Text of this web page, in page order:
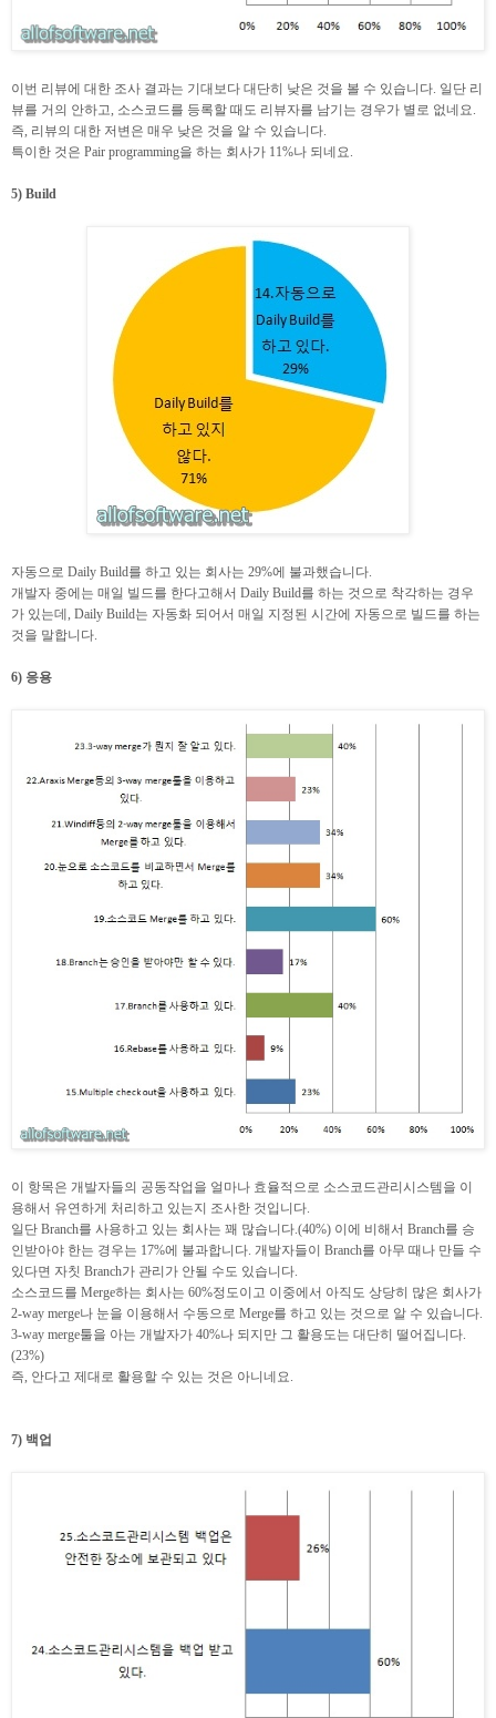
이번 리뷰에 대한 조사 결과는 기대보다 대단히 낮은 것을 볼 수 있습니다. 일단 리
뷰를 거의 안하고, 소스코드를 등록할 때도 리뷰자를 남기는 경우가 별로 없네요.
즉, 리뷰의 대한 저변은 매우 낮은 것을 알 수 있습니다.
특이한 것은 Pair programming을 하는 회사가 11%나 되네요.
5) Build
자동으로 Daily Build를 하고 있는 회사는 29%에 불과했습니다.
개발자 중에는 매일 빌드를 한다고해서 Daily Build를 하는 것으로 착각하는 경우
가 있는데, Daily Build는 자동화 되어서 매일 지정된 시간에 자동으로 빌드를 하는
것을 말합니다.
6) 응용
이 항목은 개발자들의 공동작업을 얼마나 효율적으로 소스코드관리시스템을 이
용해서 유연하게 처리하고 있는지 조사한 것입니다.
일단 Branch를 사용하고 있는 회사는 꽤 많습니다.(40%) 이에 비해서 Branch를 승
인받아야 한는 경우는 17%에 불과합니다. 개발자들이 Branch를 아무 때나 만들 수
있다면 자칫 Branch가 관리가 안될 수도 있습니다.
소스코드를 Merge하는 회사는 60%정도이고 이중에서 아직도 상당히 많은 회사가
2-way merge나 눈을 이용해서 수동으로 Merge를 하고 있는 것으로 알 수 있습니다.
3-way merge툴을 아는 개발자가 40%나 되지만 그 활용도는 대단히 떨어집니다.
(23%)
즉, 안다고 제대로 활용할 수 있는 것은 아니네요.
7) 백업